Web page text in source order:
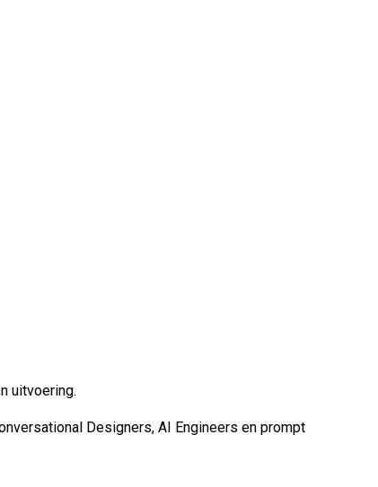
uitvoering.
Designers, AI Engineers en prompt